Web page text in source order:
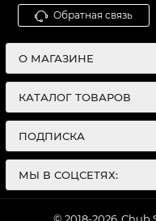
Обратная связь
О МАГАЗИНЕ
КАТАЛОГ ТОВАРОВ
ПОДПИСКА
МЫ В СОЦСЕТЯХ: